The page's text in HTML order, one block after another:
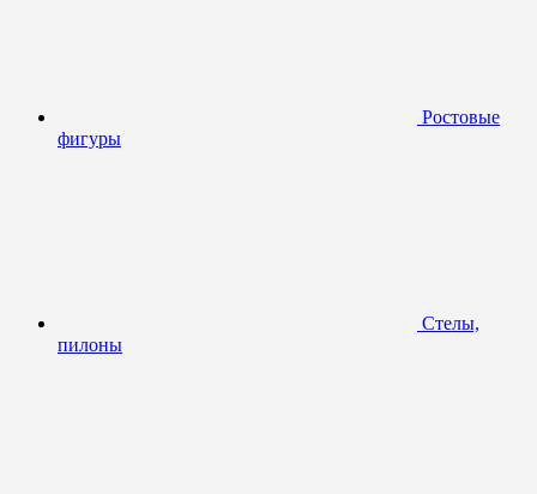
Ростовые
фигуры
Стелы,
пилоны